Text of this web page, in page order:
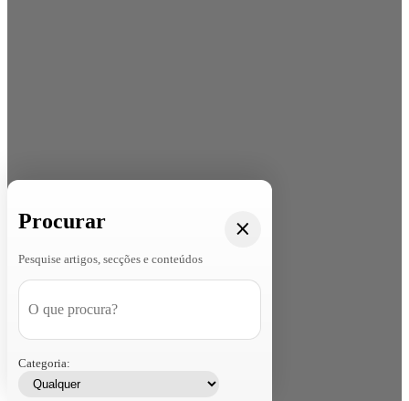
Procurar
Pesquise artigos, secções e conteúdos
Categoria: